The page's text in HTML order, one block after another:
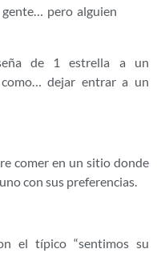
pero alguien
de 1 estrella a un
dejar entrar a un
comer en un sitio donde
con sus preferencias.
el típico “sentimos su